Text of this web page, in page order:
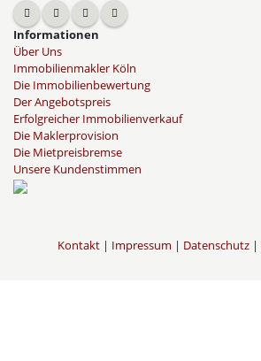
Informationen
Über Uns
Immobilienmakler Köln
Die Immobilienbewertung
Der Angebotspreis
Erfolgreicher Immobilienverkauf
Die Maklerprovision
Die Mietpreisbremse
Unsere Kundenstimmen
Kontakt| Impressum | Datenschutz|